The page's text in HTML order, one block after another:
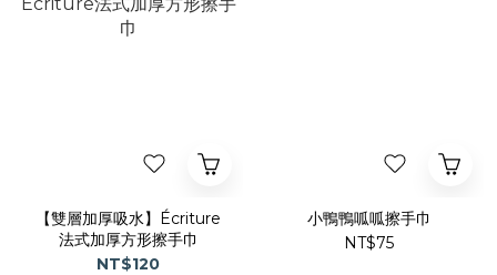
【雙層加厚吸水】Écriture
法式加厚方形擦手巾
NT$120
小鴨鴨呱呱擦手巾
NT$75